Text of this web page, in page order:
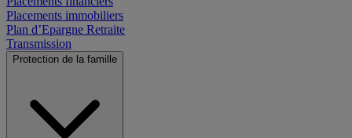
Placements immobiliers
Plan d’Epargne Retraite
Transmission
Protection de la famille